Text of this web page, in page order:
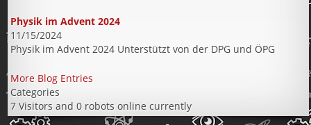
Physik im Advent 2024
11/15/2024
Physik im Advent 2024 Unterstützt von der DPG und ÖPG
More Blog Entries
Categories
7 Visitors and 0 robots online currently